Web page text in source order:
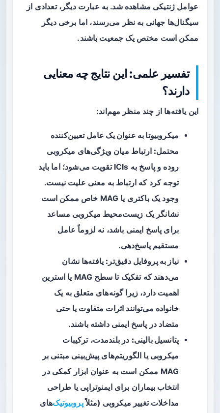
عوامل ژنتیکی مشاهده شد. به عبارت دیگر، تعدادی از
سیگنال‌ها جهانی به نظر می‌رسند، اما برخی دیگر
ممکن است مختص یک جمعیت باشند.
تفسیر علمی: این نتایج چه معنایی
دارند؟
این یافته‌ها از چند منظر مهم‌اند:
میکروبیوتا به عنوان یک عامل تعیین‌کننده
محتمل: ارتباط میان ویژگی‌های میکروبی
روده و پاسخ به ICIs تقویت می‌شود؛ اما باید
توجه کرد که ارتباط به معنی علیت نیست.
وجود یک باکتری یا MAG خاص ممکن است
نشانگر یک زیست‌محیط میکروبی مساعد
برای پاسخ ایمنی باشد، نه لزوماً عامل
مستقیم پاسخ‌دهی.
نیاز به پروفایل دقیق‌تر: یافته‌ها نشان
می‌دهند که تفکیک تا سطح MAG یا استرین
اهمیت دارد، زیرا گونه‌های متعلق به یک
خانواده می‌توانند اثرات متفاوت یا حتی
متضاد در پاسخ ایمنی داشته باشند.
پتانسیل بالینی: در بلندمدت، ترکیبات
میکروبی یا الگوریتم‌های پیش‌بینی مبتنی بر
MAG ممکن است به عنوان ابزار کمکی در
انتخاب بیماران برای ایمنوتراپی یا طراحی
مداخلات تغییر میکروبی (مثلاًپروبیوتیک‌های